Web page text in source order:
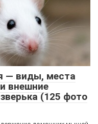
виды, места
внешние
(125 фото